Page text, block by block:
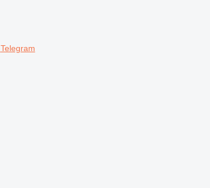
Telegram